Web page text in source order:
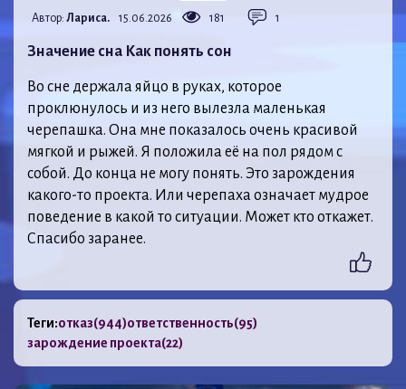
Автор: Лариса. 15.06.2026 181 1
Значение сна Как понять сон
Во сне держала яйцо в руках, которое
проклюнулось и из него вылезла маленькая
черепашка. Она мне показалось очень красивой
мягкой и рыжей. Я положила её на пол рядом с
собой. До конца не могу понять. Это зарождения
какого-то проекта. Или черепаха означает мудрое
поведение в какой то ситуации. Может кто откажет.
Спасибо заранее.
Теги:отказ(944)ответственность(95)
зарождение проекта(22)